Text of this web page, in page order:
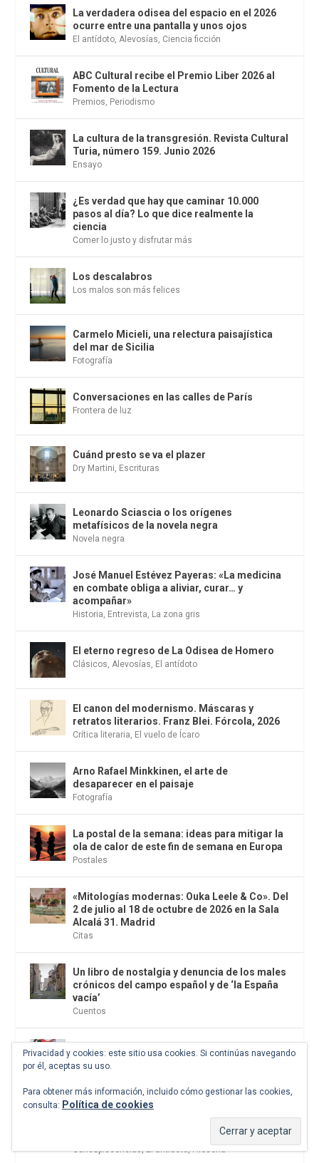
La verdadera odisea del espacio en el 2026
ocurre entre una pantalla y unos ojos
El antídoto Alevosías Ciencia ficción
ABC Cultural recibe el Premio Liber 2026 al
Fomento de la Lectura
Premios Periodismo
La cultura de la transgresión. Revista Cultural
Turia, número 159. Junio 2026
Ensayo
¿Es verdad que hay que caminar 10.000
pasos al día? Lo que dice realmente la
ciencia
Comer lo justo y disfrutar más
Los descalabros
Los malos son más felices
Carmelo Micieli, una relectura paisajística
del mar de Sicilia
Fotografía
Conversaciones en las calles de París
Frontera de luz
Cuánd presto se va el plazer
Dry Martini Escrituras
Leonardo Sciascia o los orígenes
metafísicos de la novela negra
Novela negra
José Manuel Estévez Payeras: «La medicina
en combate obliga a aliviar, curar… y
acompañar»
Historia Entrevista La zona gris
El eterno regreso de La Odisea de Homero
Clásicos Alevosías El antídoto
El canon del modernismo. Máscaras y
retratos literarios. Franz Blei. Fórcola, 2026
Crítica literaria El vuelo de Ícaro
Arno Rafael Minkkinen, el arte de
desaparecer en el paisaje
Fotografía
La postal de la semana: ideas para mitigar la
ola de calor de este fin de semana en Europa
Postales
«Mitologías modernas: Ouka Leele & Co». Del
2 de julio al 18 de octubre de 2026 en la Sala
Alcalá 31. Madrid
Citas
Un libro de nostalgia y denuncia de los males
crónicos del campo español y de ‘la España
vacía’
Cuentos
En la línea del horizonte. Yihad en la Sahel.
Alberto Masegosa. Editorial UFV, 2026
Tratado sobre el coito. Consejos sobre
Media. Maimónides. El Desvelo, 2026
Concupiscencias,El antídoto,Filosofía
Privacidad y cookies: este sitio usa cookies. Si continúas navegando
por él, aceptas su uso.
Para obtener más información, incluido cómo gestionar las cookies,
consulta: Política de cookies